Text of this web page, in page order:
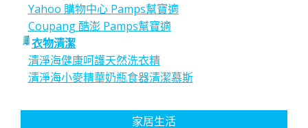
Yahoo 購物中心 Pamps幫寶適
Coupang 酷澎 Pamps幫寶適
衣物清潔
清淨海健康呵護天然洗衣精
清淨海小麥精華奶瓶食器清潔慕斯
家居生活